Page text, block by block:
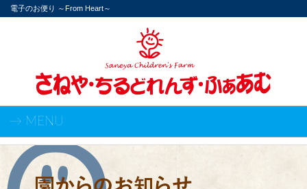
電子のお便り ～From Heart～
→ MENU